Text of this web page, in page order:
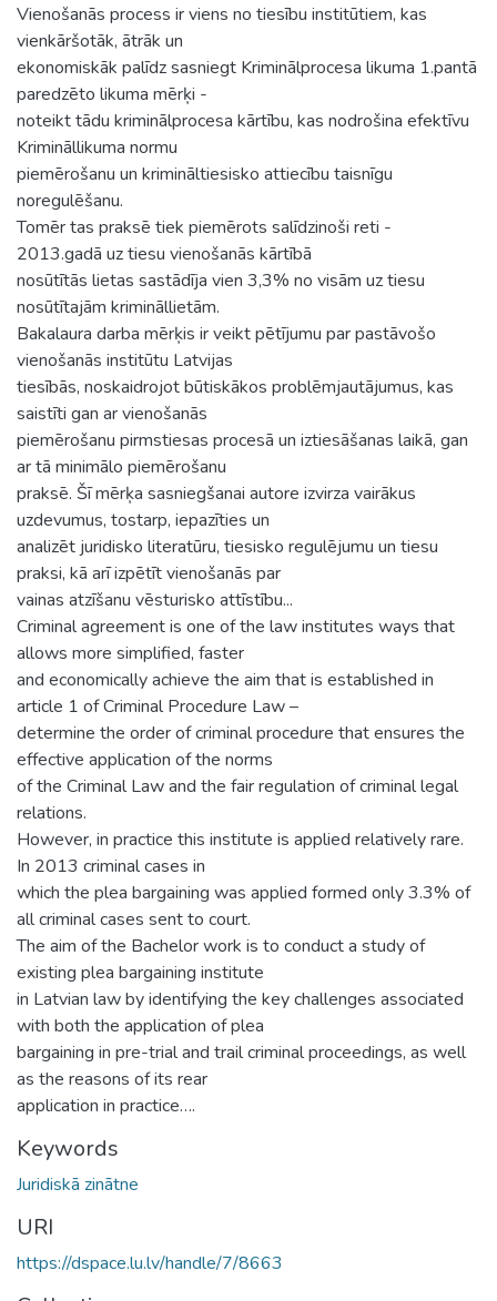
Vienošanās process ir viens no tiesību institūtiem, kas
vienkāršotāk, ātrāk un
ekonomiskāk palīdz sasniegt Kriminālprocesa likuma 1.pantā
paredzēto likuma mērķi -
noteikt tādu kriminālprocesa kārtību, kas nodrošina efektīvu
Krimināllikuma normu
piemērošanu un krimināltiesisko attiecību taisnīgu
noregulēšanu.
Tomēr tas praksē tiek piemērots salīdzinoši reti -
2013.gadā uz tiesu vienošanās kārtībā
nosūtītās lietas sastādīja vien 3,3% no visām uz tiesu
nosūtītajām krimināllietām.
Bakalaura darba mērķis ir veikt pētījumu par pastāvošo
vienošanās institūtu Latvijas
tiesībās, noskaidrojot būtiskākos problēmjautājumus, kas
saistīti gan ar vienošanās
piemērošanu pirmstiesas procesā un iztiesāšanas laikā, gan
ar tā minimālo piemērošanu
praksē. Šī mērķa sasniegšanai autore izvirza vairākus
uzdevumus, tostarp, iepazīties un
analizēt juridisko literatūru, tiesisko regulējumu un tiesu
praksi, kā arī izpētīt vienošanās par
vainas atzīšanu vēsturisko attīstību...
Criminal agreement is one of the law institutes ways that
allows more simplified, faster
and economically achieve the aim that is established in
article 1 of Criminal Procedure Law –
determine the order of criminal procedure that ensures the
effective application of the norms
of the Criminal Law and the fair regulation of criminal legal
relations.
However, in practice this institute is applied relatively rare.
In 2013 criminal cases in
which the plea bargaining was applied formed only 3.3% of
all criminal cases sent to court.
The aim of the Bachelor work is to conduct a study of
existing plea bargaining institute
in Latvian law by identifying the key challenges associated
with both the application of plea
bargaining in pre-trial and trail criminal proceedings, as well
as the reasons of its rear
application in practice….
Keywords
Juridiskā zinātne
URI
https://dspace.lu.lv/handle/7/8663